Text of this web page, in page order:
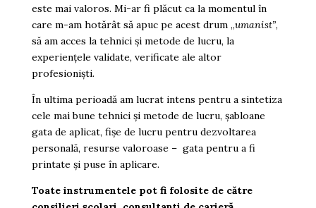
este mai valoros. Mi-ar fi plăcut ca la momentul în
care m-am hotărât să apuc pe acest drum „umanist”,
să am acces la tehnici și metode de lucru, la
experiențele validate, verificate ale altor
profesioniști.
În ultima perioadă am lucrat intens pentru a sintetiza
cele mai bune tehnici și metode de lucru, șabloane
gata de aplicat, fișe de lucru pentru dezvoltarea
personală, resurse valoroase – gata pentru a fi
printate și puse în aplicare.
Toate instrumentele pot fi folosite de către